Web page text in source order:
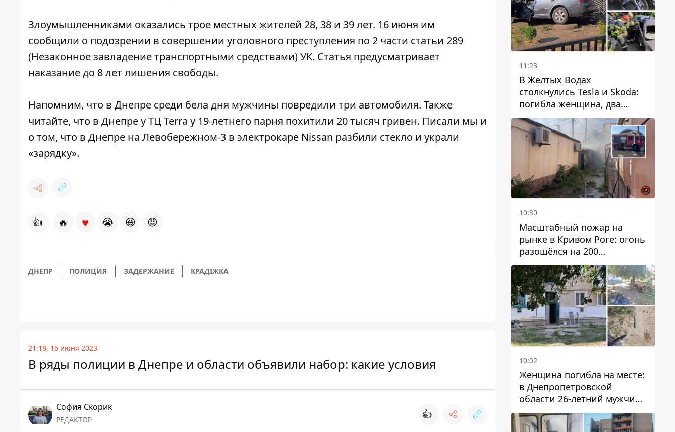
Злоумышленниками оказались трое местных жителей 28, 38 и 39 лет. 16 июня им
сообщили о подозрении в совершении уголовного преступления по 2 части статьи 289
(Незаконное завладение транспортными средствами) УК. Статья предусматривает
наказание до 8 лет лишения свободы.
Напомним, что в Днепре среди бела дня мужчины повредили три автомобиля. Также
читайте, что в Днепре у ТЦ Terra у 19-летнего парня похитили 20 тысяч гривен. Писали мы и
о том, что в Днепре на Левобережном-3 в электрокаре Nissan разбили стекло и украли
«зарядку».
👍 🔥 ♥ 😭 😆 😡
ДНЕПР ПОЛИЦИЯ ЗАДЕРЖАНИЕ КРАДІЖКА
21:18, 16 июня 2023
В ряды полиции в Днепре и области объявили набор: какие условия
София Скорик
РЕДАКТОР 👍
11:23
В Желтых Водах
столкнулись Tesla и Skoda:
погибла женщина, два
человека пострадали
10:30
Масштабный пожар на
рынке в Кривом Роге: огонь
разошёлся на 200
квадратных метров
10:02
Женщина погибла на месте:
в Днепропетровской
области 26-летний мужчина
избил трех человек
металлическим предметом